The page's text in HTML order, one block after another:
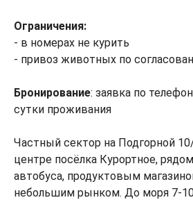
Ограничения:
- в номерах не курить
- привоз животных по
Бронирование: заявка по
сутки проживания
Частный сектор на Подгорной
центре посёлка Курортное,
автобуса, продуктовым
небольшим рынком. До моря 7-